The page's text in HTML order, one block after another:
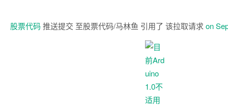
股票代码 推送提交 至股票代码/马林鱼 引用了 该拉取请求 on